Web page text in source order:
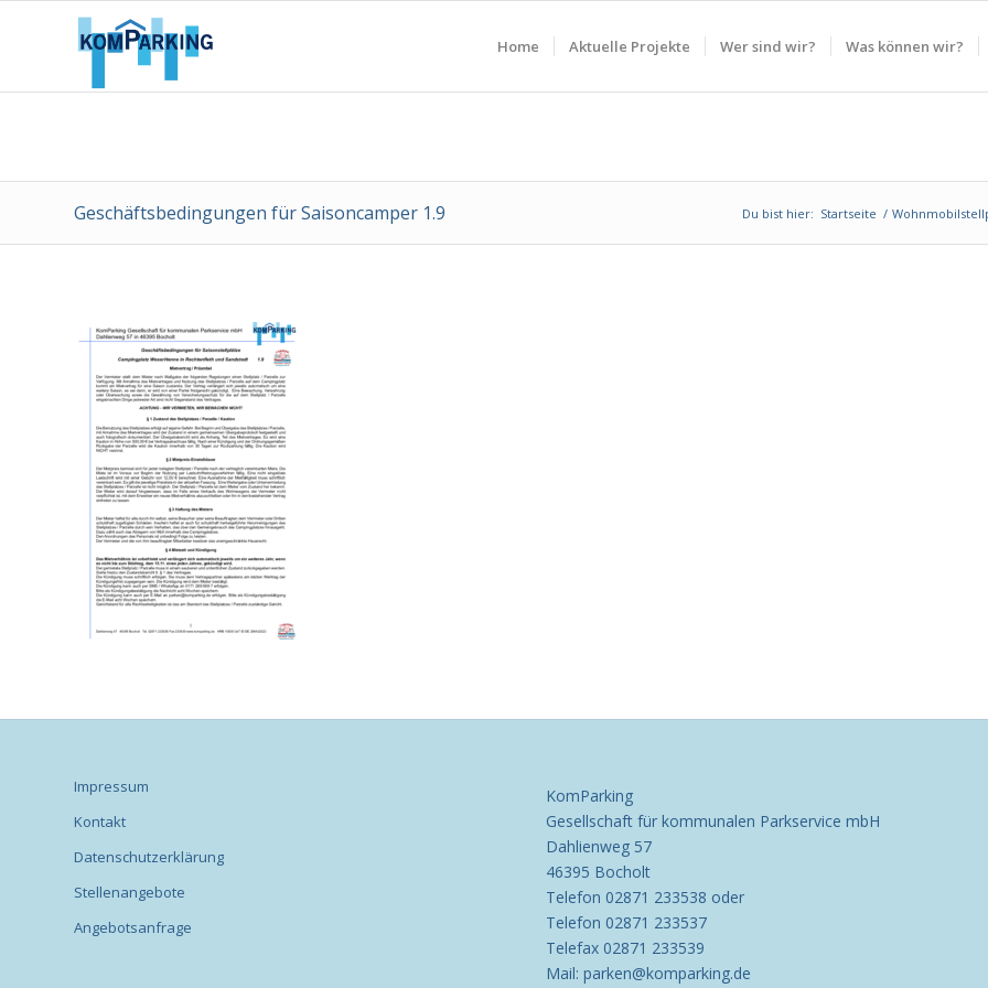
Home Aktuelle Projekte Wer sind wir? Was können wir?
Geschäftsbedingungen für Saisoncamper 1.9 Du bist hier: Startseite /
Impressum
Kontakt
Datenschutzerklärung
Stellenangebote
Angebotsanfrage
KomParking
Gesellschaft für kommunalen Parkservice mbH
Dahlienweg 57
46395 Bocholt
Telefon 02871 233538 oder
Telefon 02871 233537
Telefax 02871 233539
Mail: parken@komparking.de